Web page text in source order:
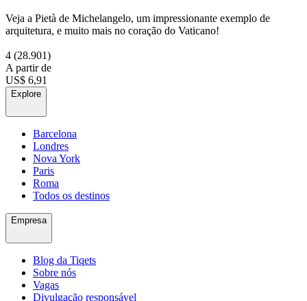
Veja a Pietà de Michelangelo, um impressionante exemplo de
arquitetura, e muito mais no coração do Vaticano!
4 (28.901)
A partir de
US$ 6,91
Explore
Barcelona
Londres
Nova York
Paris
Roma
Todos os destinos
Empresa
Blog da Tiqets
Sobre nós
Vagas
Divulgação responsável